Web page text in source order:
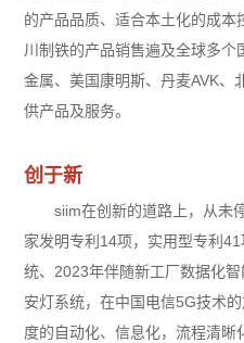
的产品品质、适合本土化的成
川制铁的产品销售遍及全球多
金属、美国康明斯、丹麦AVK、
供产品及服务。
创于新
siim在创新的道路上，从未
家发明专利14项，实用型专利
统、2023年伴随新工厂数据化智
安灯系统，在中国电信5G技术
度的自动化、信息化，流程清